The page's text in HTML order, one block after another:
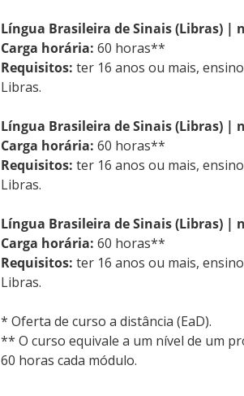
Língua Brasileira de Sinais (Libras) |
Carga horária: 60 horas**
Requisitos: ter 16 anos ou mais,
Libras.
Língua Brasileira de Sinais (Libras) |
Carga horária: 60 horas**
Requisitos: ter 16 anos ou mais,
Libras.
Língua Brasileira de Sinais (Libras) |
Carga horária: 60 horas**
Requisitos: ter 16 anos ou mais,
Libras.
* Oferta de curso a distância (EaD).
** O curso equivale a um nível de um
60 horas cada módulo.